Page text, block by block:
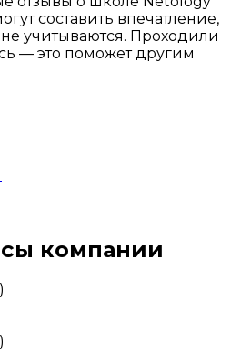
составить впечатление,
учитываются. Проходили
— это поможет другим
компании